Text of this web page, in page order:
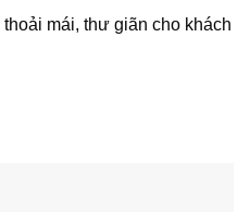
mái, thư giãn cho khách